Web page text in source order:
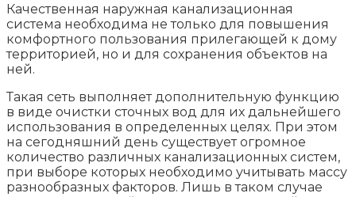
Качественная наружная канализационная
система необходима не только для повышения
комфортного пользования прилегающей к дому
территорией, но и для сохранения объектов на
ней.
Такая сеть выполняет дополнительную функцию
в виде очистки сточных вод для их дальнейшего
использования в определенных целях. При этом
на сегодняшний день существует огромное
количество различных канализационных систем,
при выборе которых необходимо учитывать массу
разнообразных факторов. Лишь в таком случае